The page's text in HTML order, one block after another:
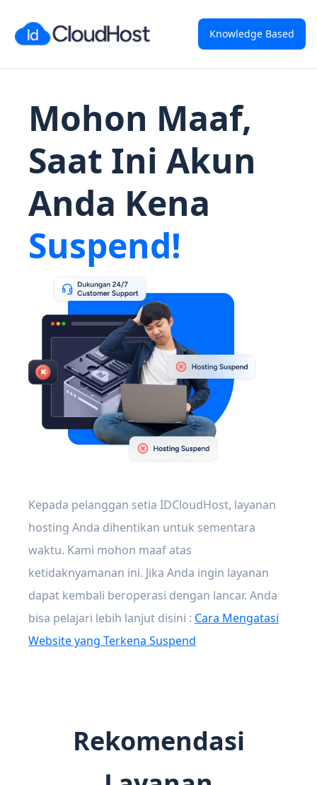
Knowledge Based
Mohon Maaf,
Saat Ini Akun
Anda Kena
Suspend!
Kepada pelanggan setia IDCloudHost, layanan
hosting Anda dihentikan untuk sementara
waktu. Kami mohon maaf atas
ketidaknyamanan ini. Jika Anda ingin layanan
dapat kembali beroperasi dengan lancar. Anda
bisa pelajari lebih lanjut disini : Cara Mengatasi
Website yang Terkena Suspend
Rekomendasi